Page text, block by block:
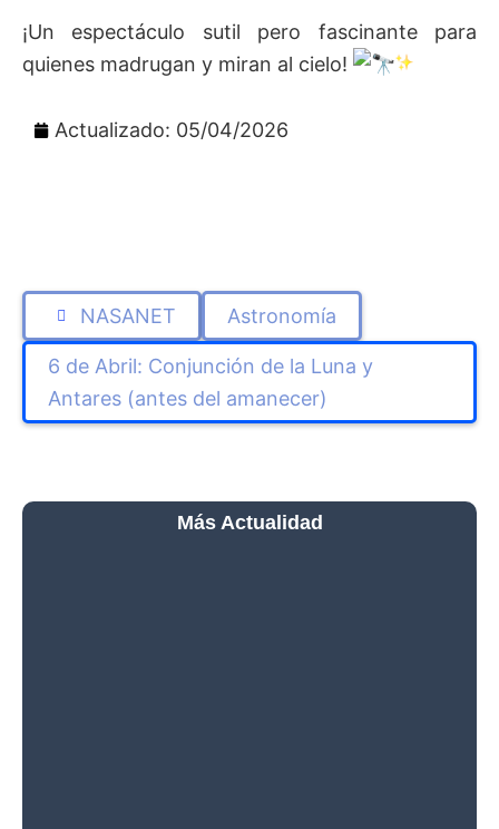
Más Actualidad
¡Un espectáculo sutil pero fascinante para
quienes madrugan y miran al cielo!
Actualizado: 05/04/2026
NASANET Astronomía
6 de Abril: Conjunción de la Luna y
Antares (antes del amanecer)